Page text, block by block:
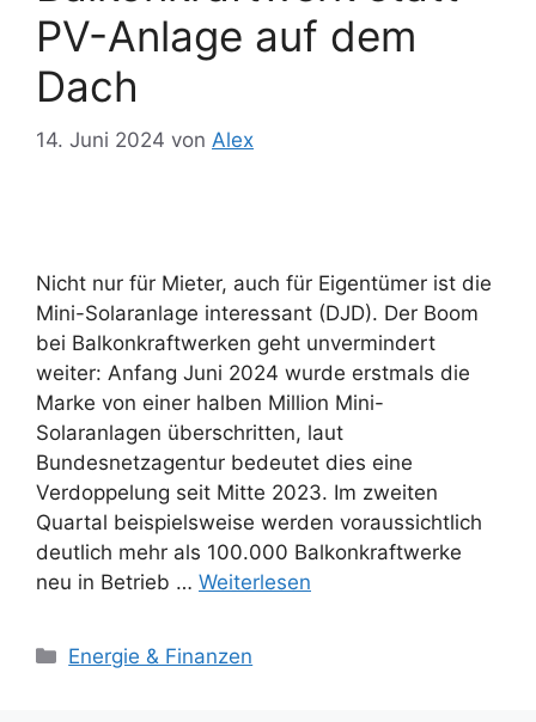
PV-Anlage auf dem
Dach
14. Juni 2024 von Alex
Nicht nur für Mieter, auch für Eigentümer ist die
Mini-Solaranlage interessant (DJD). Der Boom
bei Balkonkraftwerken geht unvermindert
weiter: Anfang Juni 2024 wurde erstmals die
Marke von einer halben Million Mini-
Solaranlagen überschritten, laut
Bundesnetzagentur bedeutet dies eine
Verdoppelung seit Mitte 2023. Im zweiten
Quartal beispielsweise werden voraussichtlich
deutlich mehr als 100.000 Balkonkraftwerke
neu in Betrieb … Weiterlesen
Kategorien
Energie & Finanzen